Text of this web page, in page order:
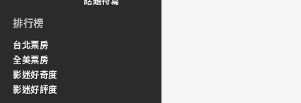
排行榜
台北票房
全美票房
影迷好奇度
影迷好評度